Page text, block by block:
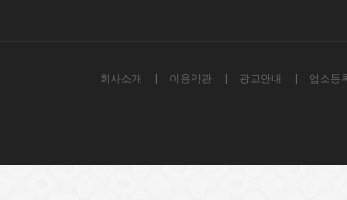
회사소개 이용약관 광고안내 업소등